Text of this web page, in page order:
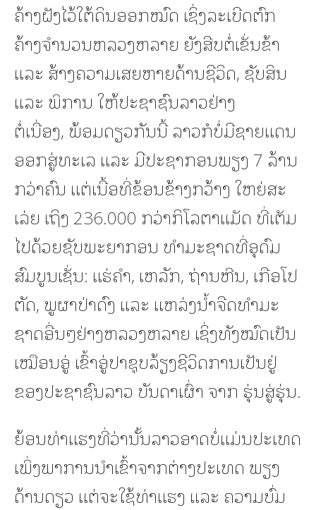
ຄ້າງຝັງໄວ້ໃຕ້ດິນອອກໝົດ ເຊິ່ງລະເບີດຕົກ
ຄ້າງຈໍານວນຫລວງຫລາຍ ຍັງສືບຕໍ່ເຂັ່ນຂ້າ
ແລະ ສ້າງຄວາມເສຍຫາຍດ້ານຊີວິດ, ຊັບສິນ
ແລະ ພິການ ໃຫ້ປະຊາຊົນລາວຢ່າງ
ຕໍ່ເນື່ອງ, ພ້ອມດຽວກັນນີ້ ລາວກໍບໍ່ມີຊາຍແດນ
ອອກສູ່ທະເລ ແລະ ມີປະຊາກອນພຽງ 7 ລ້ານ
ກວ່າຄົນ ແຕ່ເນື້ອທີ່ຂ້ອນຂ້າງກວ້າງ ໃຫຍ່ສະ
ເລ່ຍ ເຖິງ 236.000 ກວ່າກິໂລຕາແມັດ ທີ່ເຕັມ
ໄປດ້ວຍຊັບພະຍາກອນ ທໍາມະຊາດທີ່ອຸດົມ
ສົມບູນເຊັ່ນ: ແຮ່ຄໍາ, ເຫລັກ, ຖ່ານຫີນ, ເກືອໂປ
ຕັດ, ພູຜາປ່າດົງ ແລະ ແຫລ່ງນໍ້າຈືດທໍາມະ
ຊາດອື່ນໆຢ່າງຫລວງຫລາຍ ເຊິ່ງທັງໝົດເປັນ
ເໝືອນອູ່ ເຂົ້າອູ່ປາຊຸບລ້ຽງຊີວິດການເປັນຢູ່
ຂອງປະຊາຊົນລາວ ບັນດາເຜົ່າ ຈາກ ຮຸ່ນສູ່ຮຸ່ນ.
ຍ້ອນທ່າແຮງທີ່ວ່ານັ້ນລາວອາດບໍ່ແມ່ນປະເທດ
ເພິ່ງພາການນໍາເຂົ້າຈາກຕ່າງປະເທດ ພຽງ
ດ້ານດຽວ ແຕ່ຈະໃຊ້ທ່າແຮງ ແລະ ຄວາມບົ່ມ